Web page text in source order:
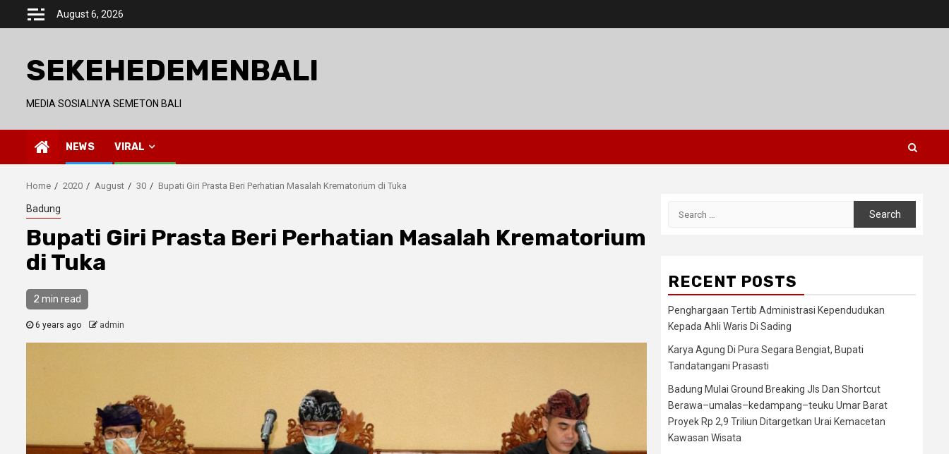
August 6, 2026
SEKEHEDEMENBALI
MEDIA SOSIALNYA SEMETON BALI
NEWS VIRAL
Home 2020 August 30 Bupati Giri Prasta Beri Perhatian Masalah Krematorium di Tuka
Badung
Bupati Giri Prasta Beri Perhatian Masalah Krematorium
di Tuka
2 min read
6 years ago admin
RECENT POSTS
Penghargaan Tertib Administrasi Kependudukan
Kepada Ahli Waris Di Sading
Karya Agung Di Pura Segara Bengiat, Bupati
Tandatangani Prasasti
Badung Mulai Ground Breaking Jls Dan Shortcut
Berawa–umalas–kedampang–teuku Umar Barat
Proyek Rp 2,9 Triliun Ditargetkan Urai Kemacetan
Kawasan Wisata